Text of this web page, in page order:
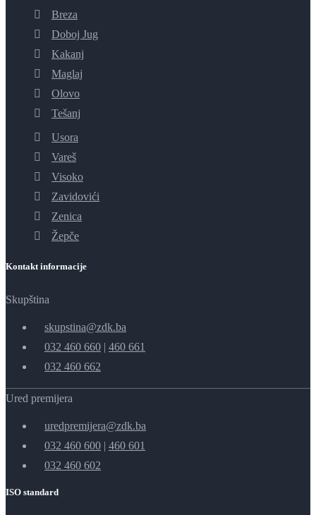
Breza
Doboj Jug
Kakanj
Maglaj
Olovo
Tešanj
Usora
Vareš
Visoko
Zavidovići
Zenica
Žepče
Kontakt informacije
Skupština
skupstina@zdk.ba
032 460 660 | 460 661
032 460 662
Ured premijera
uredpremijera@zdk.ba
032 460 600 | 460 601
032 460 602
ISO standard